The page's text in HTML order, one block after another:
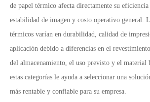
de papel térmico afecta directamente su
estabilidad de imagen y costo operativo general.
térmicos varían en durabilidad, calidad de
aplicación debido a diferencias en el
del almacenamiento, el uso previsto y el material
estas categorías le ayuda a seleccionar una
más rentable y confiable para su empresa.